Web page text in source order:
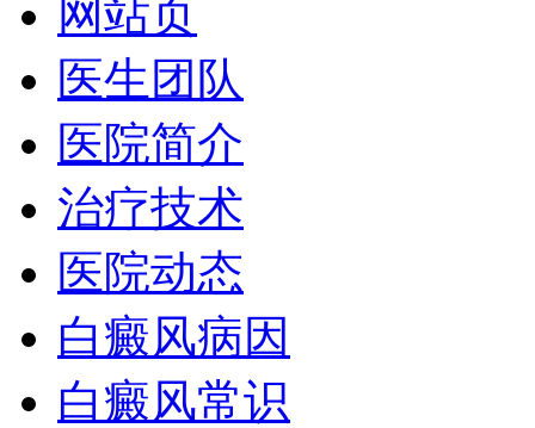
网站页
医生团队
医院简介
治疗技术
医院动态
白癜风病因
白癜风常识